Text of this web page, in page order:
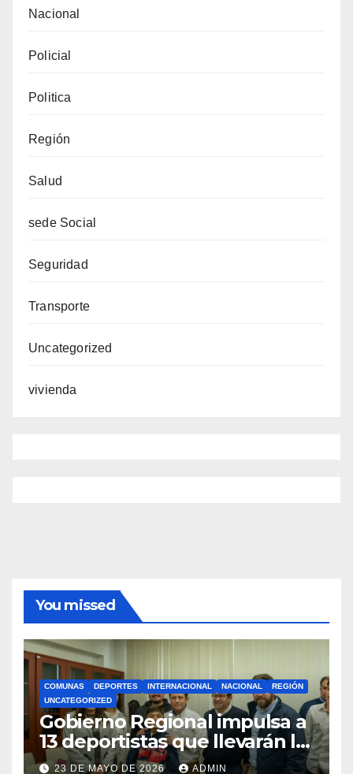
Nacional
Policial
Politica
Región
Salud
sede Social
Seguridad
Transporte
Uncategorized
vivienda
You missed
COMUNAS DEPORTES INTERNACIONAL NACIONAL
REGIÓN
UNCATEGORIZED
Gobierno Regional impulsa a
13 deportistas que llevarán la
bandera maulina a
23 DE MAYO DE 2026 ADMIN